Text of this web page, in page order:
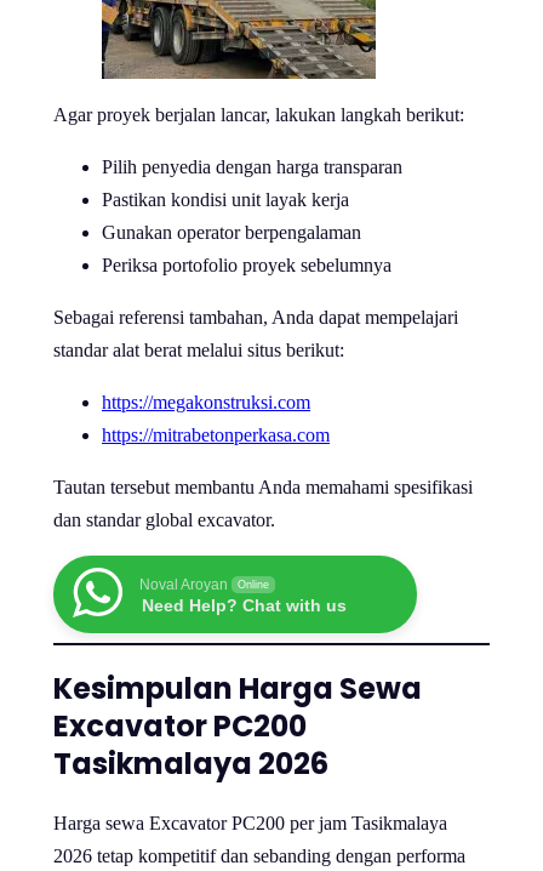
Agar proyek berjalan lancar, lakukan langkah berikut:
Pilih penyedia dengan harga transparan
Pastikan kondisi unit layak kerja
Gunakan operator berpengalaman
Periksa portofolio proyek sebelumnya
Sebagai referensi tambahan, Anda dapat mempelajari
standar alat berat melalui situs berikut:
https://megakonstruksi.com
https://mitrabetonperkasa.com
Tautan tersebut membantu Anda memahami spesifikasi
dan standar global excavator.
Noval Aroyan Online
Need Help? Chat with us
Kesimpulan Harga Sewa
Excavator PC200
Tasikmalaya 2026
Harga sewa Excavator PC200 per jam Tasikmalaya
2026 tetap kompetitif dan sebanding dengan performa